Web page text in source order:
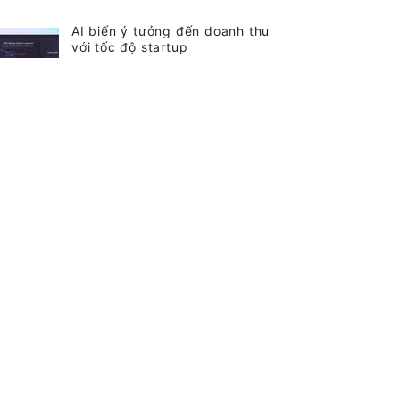
AI biến ý tưởng đến doanh thu
với tốc độ startup